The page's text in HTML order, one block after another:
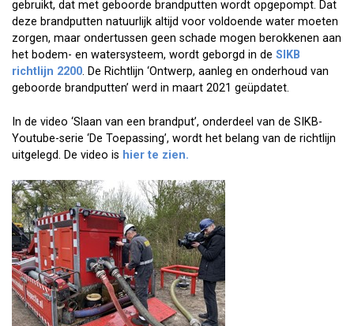
gebruikt, dat met geboorde brandputten wordt opgepompt. Dat
deze brandputten natuurlijk altijd voor voldoende water moeten
zorgen, maar ondertussen geen schade mogen berokkenen aan
het bodem- en watersysteem, wordt geborgd in de SIKB
richtlijn 2200. De Richtlijn ‘Ontwerp, aanleg en onderhoud van
geboorde brandputten’ werd in maart 2021 geüpdatet.
In de video ‘Slaan van een brandput’, onderdeel van de SIKB-
Youtube-serie ‘De Toepassing’, wordt het belang van de richtlijn
uitgelegd. De video is hier te zien.